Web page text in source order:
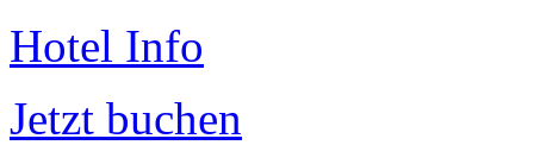
Hotel Info
Jetzt buchen